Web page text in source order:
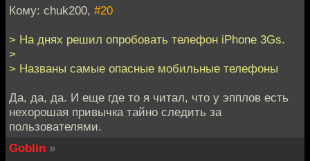
Кому: chuk200, #20
> На днях решил опробовать телефон iPhone 3Gs.
>
> Названы самые опасные мобильные телефоны
Да, да, да. И еще где то я читал, что у эпплов есть
нехорошая привычка тайно следить за
пользователями.
Goblin »